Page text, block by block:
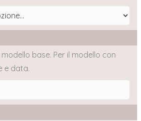
base. Per il modello con
e data.